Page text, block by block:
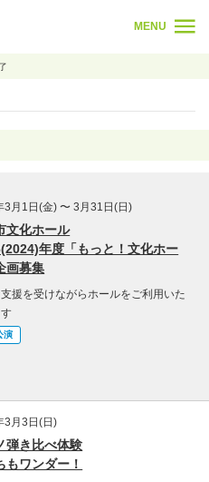
MENU
3月1日(金) 〜 3月31日(日)
文化ホール
年度「もっと！文化ホー
画募集
援を受けながらホールをご利用いた
演
3月3日(日)
弾き比べ体験
もワンダー！